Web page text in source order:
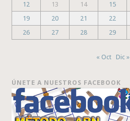
12
13 14 15
19
20 21 22
26
27 28 29
« Oct Dic »
ÚNETE A NUESTROS FACEBOOK